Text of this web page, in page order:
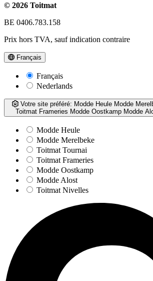
© 2026 Toitmat
BE 0406.783.158
Prix hors TVA, sauf indication contraire
Français
Français
Nederlands
Votre site préféré: Modde Heule Modde
Toitmat Frameries Modde Oostkamp Modde
Modde Heule
Modde Merelbeke
Toitmat Tournai
Toitmat Frameries
Modde Oostkamp
Modde Alost
Toitmat Nivelles